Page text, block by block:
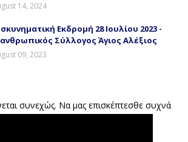
14, 2024
Εκδρομή 28 Ιουλίου 2023 -
Σύλλογος Άγιος Αλέξιος
09, 2023
συνεχώς. Να μας επισκέπτεσθε συχνά